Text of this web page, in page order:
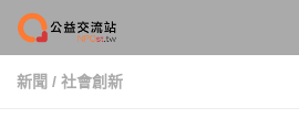
Skip to content
新聞 / 社會創新